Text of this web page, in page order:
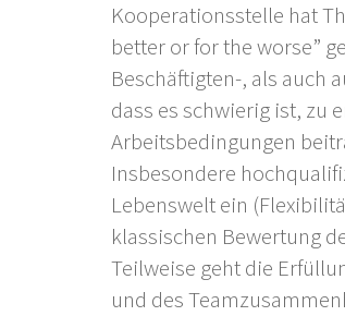
Kooperationsstelle hat
better or for the worse”
Beschäftigten-, als auch
dass es schwierig ist, zu
Arbeitsbedingungen
Insbesondere
Lebenswelt ein
klassischen Bewertung
Teilweise geht die
und des